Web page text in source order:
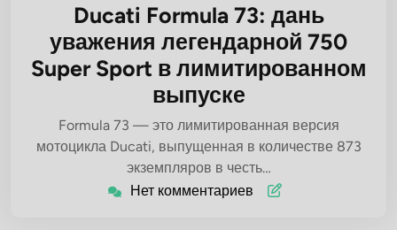
Ducati Formula 73: дань
уважения легендарной 750
Super Sport в лимитированном
выпуске
Formula 73 — это лимитированная версия
мотоцикла Ducati, выпущенная в количестве 873
экземпляров в честь…
Нет комментариев